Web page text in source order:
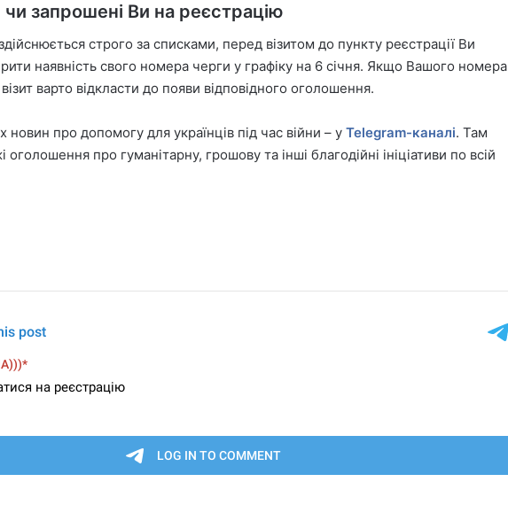
чи запрошені Ви на реєстрацію
строго за списками, перед візитом до пункту реєстрації Ви
наявність свого номера черги у графіку на 6 січня. Якщо Вашого номера
варто відкласти до появи відповідного оголошення.
новин про допомогу для українців під час війни – у Telegram-каналі. Там
оголошення про гуманітарну, грошову та інші благодійні ініціативи по всій